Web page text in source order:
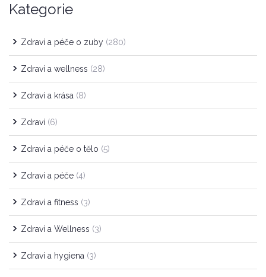
Kategorie
Zdraví a péče o zuby (280)
Zdraví a wellness (28)
Zdraví a krása (8)
Zdraví (6)
Zdraví a péče o tělo (5)
Zdraví a péče (4)
Zdraví a fitness (3)
Zdraví a Wellness (3)
Zdraví a hygiena (3)